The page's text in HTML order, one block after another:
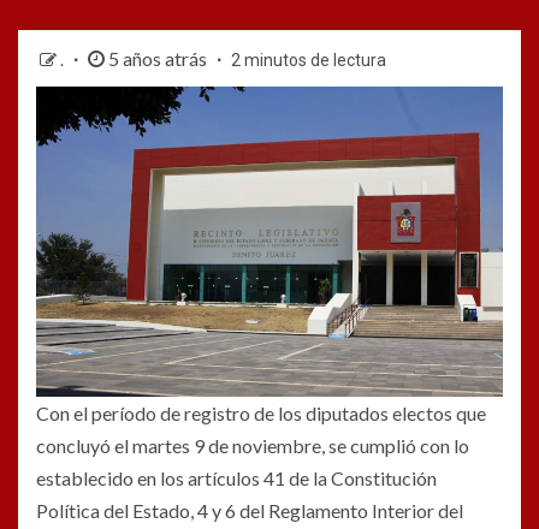
. 5 años atrás 2 minutos de lectura
Con el período de registro de los diputados electos que
concluyó el martes 9 de noviembre, se cumplió con lo
establecido en los artículos 41 de la Constitución
Política del Estado, 4 y 6 del Reglamento Interior del